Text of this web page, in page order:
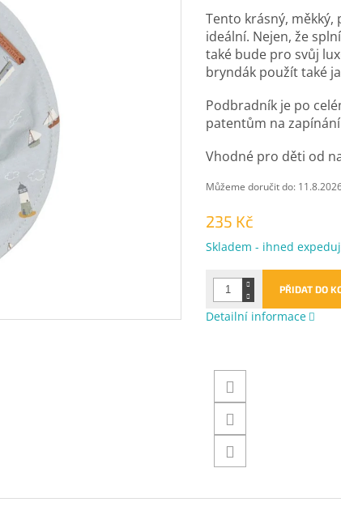
235 Kč
Měrná
Skladem - ihned
Můžeme doručit do:
PŘIDAT DO
Tento krásný,
ideální. Nejen, že
také bude pro svůj
bryndák použít také
Podbradník je po
patentům na
Vhodné pro děti od
Detailní informace